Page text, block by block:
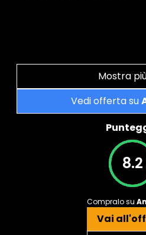
Mostra
Vedi offerta su
8.2
Compralo su
Vai